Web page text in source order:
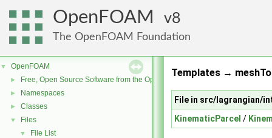
OpenFOAM 8
The OpenFOAM Foundation
▼ OpenFOAM
► Free, Open Source Software from the OpenFOAM Foundation
► Namespaces
► Classes
▼ Files
▼ File List
Templates →
File in src/lagrangian/
KinematicParcel /